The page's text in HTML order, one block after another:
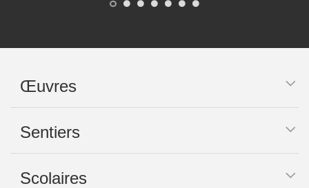
Œuvres
Sentiers
Scolaires